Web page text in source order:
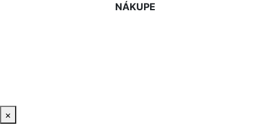
NÁKUPE
×